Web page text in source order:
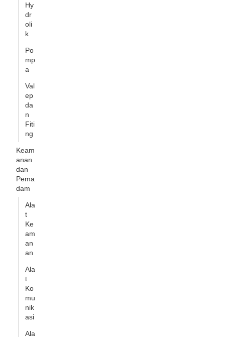
Hy
dr
oli
k
Po
mp
a
Val
ep
da
n
Fiti
ng
Keam
anan
dan
Pema
dam
Ala
t
Ke
am
an
an
Ala
t
Ko
mu
nik
asi
Ala